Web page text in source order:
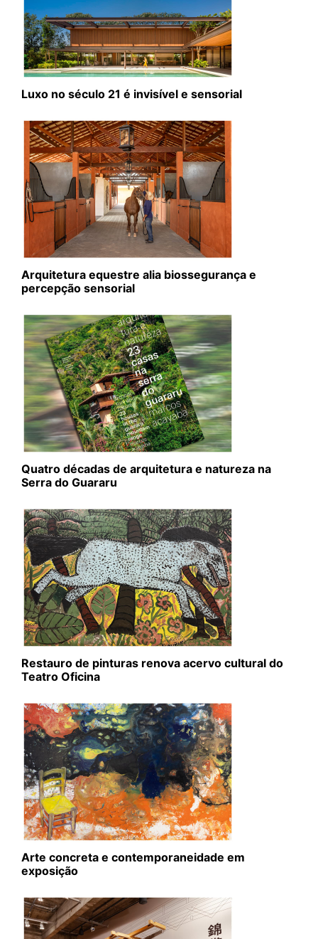
Luxo no século 21 é invisível e sensorial
Arquitetura equestre alia biossegurança e
percepção sensorial
Quatro décadas de arquitetura e natureza na
Serra do Guararu
Restauro de pinturas renova acervo cultural do
Teatro Oficina
Arte concreta e contemporaneidade em
exposição